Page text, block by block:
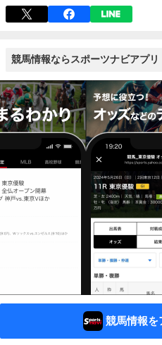
競馬情報ならスポーツナビアプリ
競馬情報を